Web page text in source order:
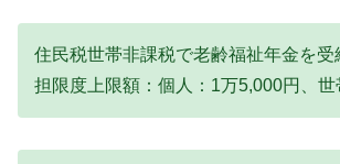
住民税世帯非課税で老齢福祉年金を
担限度上限額：個人：1万5,000円、世